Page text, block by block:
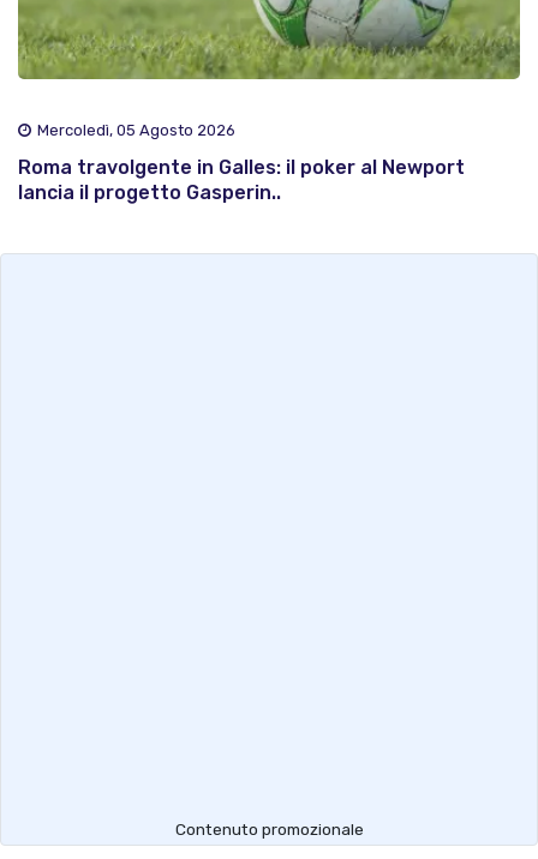
Mercoledì, 05 Agosto 2026
Roma travolgente in Galles: il poker al Newport
lancia il progetto Gasperin..
Contenuto promozionale